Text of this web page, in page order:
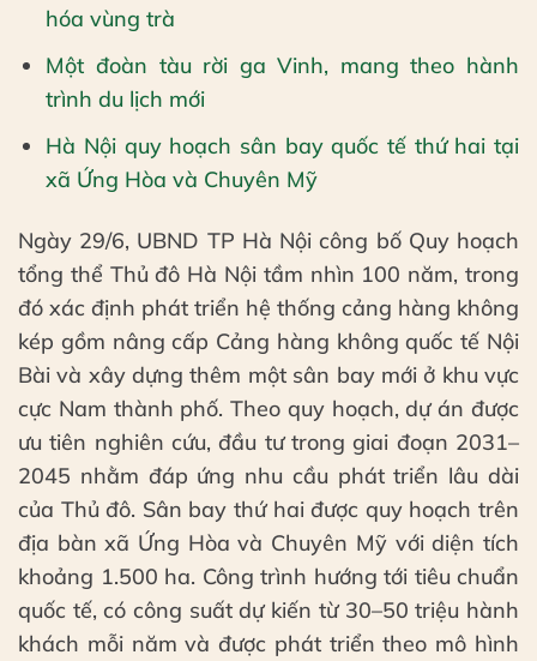
hóa vùng trà
Một đoàn tàu rời ga Vinh, mang theo hành
trình du lịch mới
Hà Nội quy hoạch sân bay quốc tế thứ hai tại
xã Ứng Hòa và Chuyên Mỹ
Ngày 29/6, UBND TP Hà Nội công bố Quy hoạch
tổng thể Thủ đô Hà Nội tầm nhìn 100 năm, trong
đó xác định phát triển hệ thống cảng hàng không
kép gồm nâng cấp Cảng hàng không quốc tế Nội
Bài và xây dựng thêm một sân bay mới ở khu vực
cực Nam thành phố. Theo quy hoạch, dự án được
ưu tiên nghiên cứu, đầu tư trong giai đoạn 2031–
2045 nhằm đáp ứng nhu cầu phát triển lâu dài
của Thủ đô. Sân bay thứ hai được quy hoạch trên
địa bàn xã Ứng Hòa và Chuyên Mỹ với diện tích
khoảng 1.500 ha. Công trình hướng tới tiêu chuẩn
quốc tế, có công suất dự kiến từ 30–50 triệu hành
khách mỗi năm và được phát triển theo mô hình